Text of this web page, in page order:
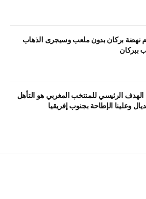
نهضة بركان بدون ملعب وسيجرى الذهاب
ببركان
الهدف الرئيسي للمنتخب المغربي هو التأهل
وعلينا الإطاحة بجنوب إفريقيا